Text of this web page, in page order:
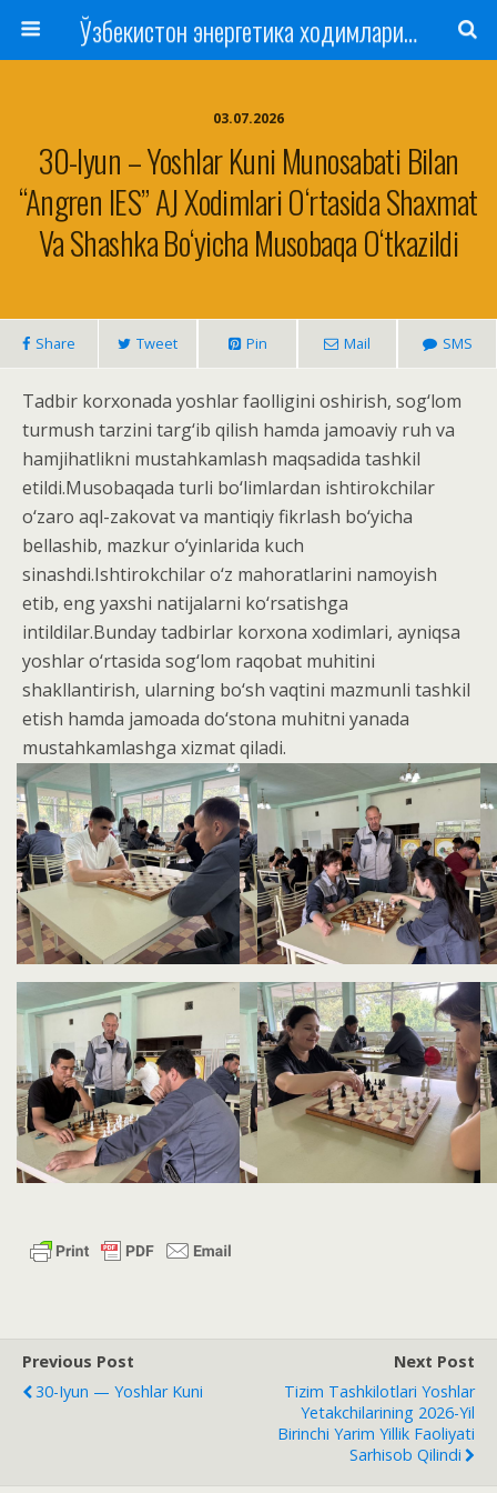
Ўзбекистон энергетика ходимлари касаба уюшмаси
03.07.2026
30-Iyun – Yoshlar Kuni Munosabati Bilan
“Angren IES” AJ Xodimlari O‘rtasida Shaxmat
Va Shashka Bo‘yicha Musobaqa O‘tkazildi
Share Tweet Pin Mail SMS
Tadbir korxonada yoshlar faolligini oshirish, sog‘lom
turmush tarzini targ‘ib qilish hamda jamoaviy ruh va
hamjihatlikni mustahkamlash maqsadida tashkil
etildi.Musobaqada turli bo‘limlardan ishtirokchilar
o‘zaro aql-zakovat va mantiqiy fikrlash bo‘yicha
bellashib, mazkur o‘yinlarida kuch
sinashdi.Ishtirokchilar o‘z mahoratlarini namoyish
etib, eng yaxshi natijalarni ko‘rsatishga
intildilar.Bunday tadbirlar korxona xodimlari, ayniqsa
yoshlar o‘rtasida sog‘lom raqobat muhitini
shakllantirish, ularning bo‘sh vaqtini mazmunli tashkil
etish hamda jamoada do‘stona muhitni yanada
mustahkamlashga xizmat qiladi.
Previous Post
30-Iyun — Yoshlar Kuni
Next Post
Tizim Tashkilotlari Yoshlar
Yetakchilarining 2026-Yil
Birinchi Yarim Yillik Faoliyati
Sarhisob Qilindi